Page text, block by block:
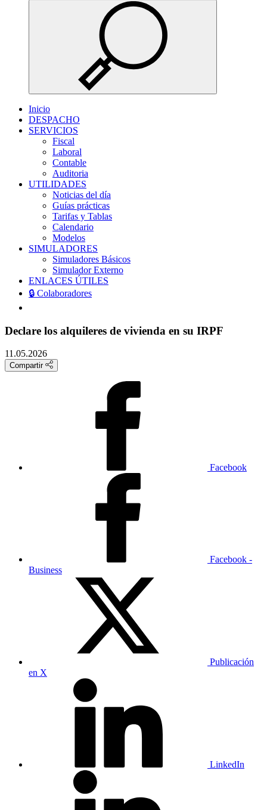
Inicio
DESPACHO
SERVICIOS
Fiscal
Laboral
Contable
Auditoria
UTILIDADES
Noticias del día
Guías prácticas
Tarifas y Tablas
Calendario
Modelos
SIMULADORES
Simuladores Básicos
Simulador Externo
ENLACES ÚTILES
🔒 Colaboradores
Declare los alquileres de vivienda en su IRPF
11.05.2026
Compartir
Facebook
Facebook -
Business
Publicación
en X
LinkedIn